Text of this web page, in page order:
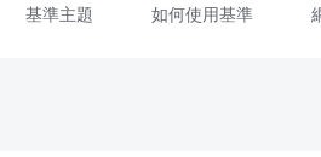
基準主題 如何使用基準